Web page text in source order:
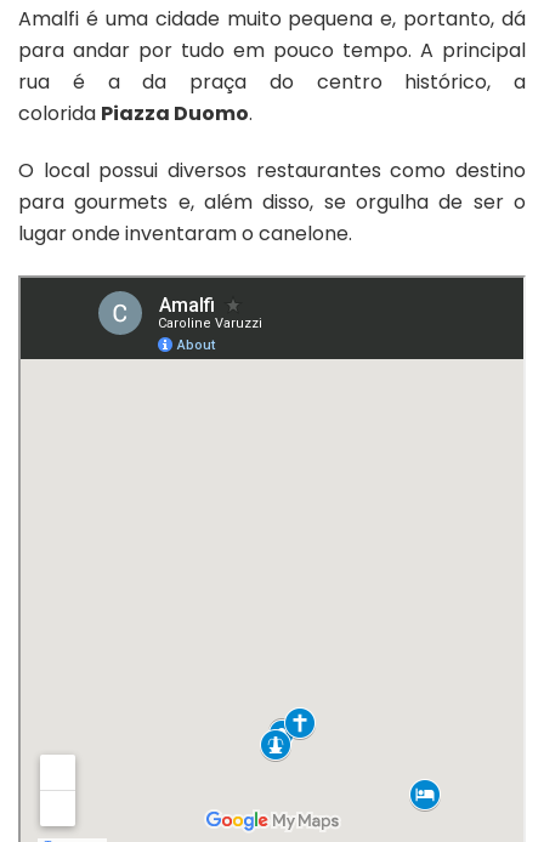
Amalfi é uma cidade muito pequena e, portanto, dá
para andar por tudo em pouco tempo. A principal
rua é a da praça do centro histórico, a
colorida Piazza Duomo.
O local possui diversos restaurantes como destino
para gourmets e, além disso, se orgulha de ser o
lugar onde inventaram o canelone.